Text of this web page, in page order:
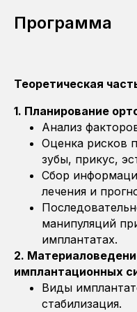
Программа
Теоретическая
1. Планирование
Анализ
Оценка рисков
зубы, прикус,
Сбор
лечения и
манипуляций
имплантатах.
2.
имплантационных
Виды
стабилизация.